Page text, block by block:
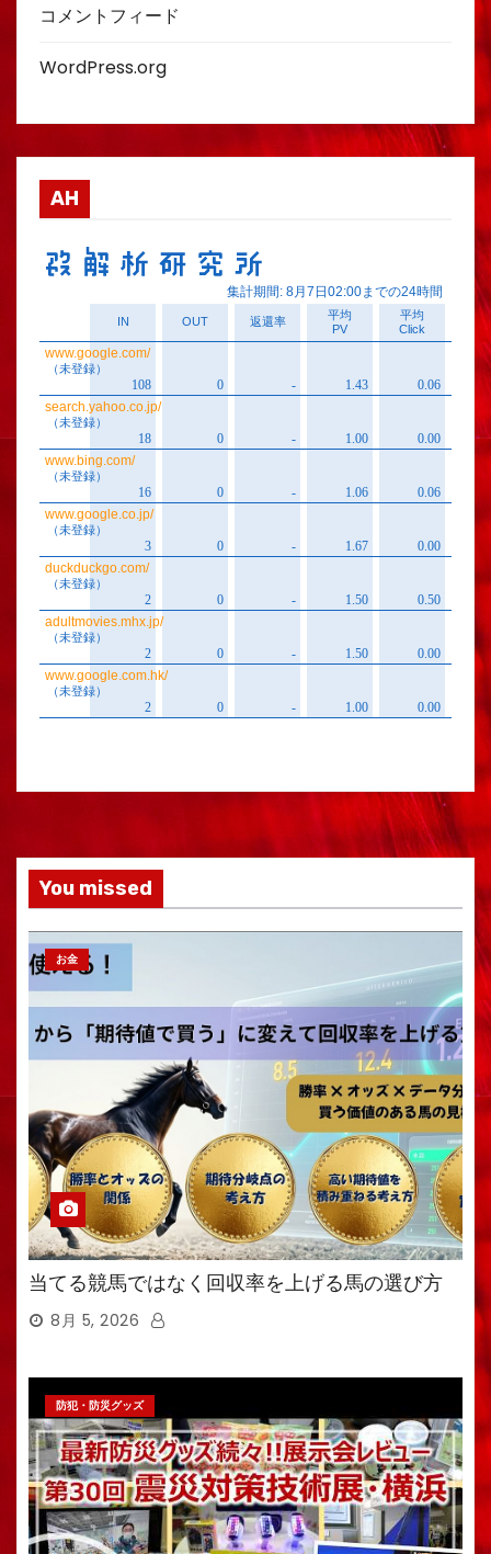
コメントフィード
WordPress.org
AH
You missed
お金
当てる競馬ではなく回収率を上げる馬の選び方
8月 5, 2026
防犯・防災グッズ